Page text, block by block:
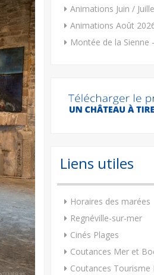
Animations Juin /
Animations Août
Montée de la Sienne
Liens utiles
Horaires des marées
Regnéville-sur-mer
Cinés Plages
Coutances Mer et
Coutances